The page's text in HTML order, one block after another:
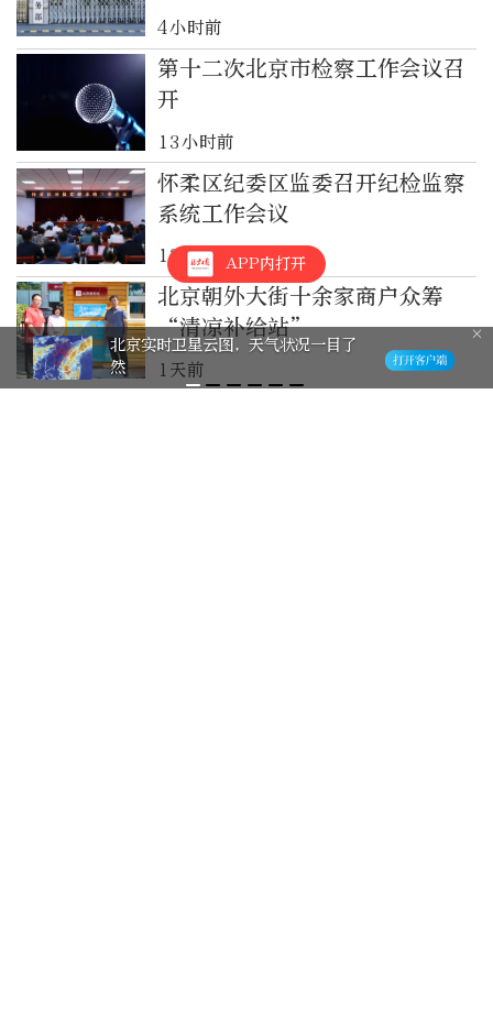
4小时前
第十二次北京市检察工作会议召
开
13小时前
怀柔区纪委区监委召开纪检监察
系统工作会议
13小时前
北京朝外大街十余家商户众筹
“清凉补给站”
1天前
APP内打开
北京实时卫星云图，天气状况一目了
然